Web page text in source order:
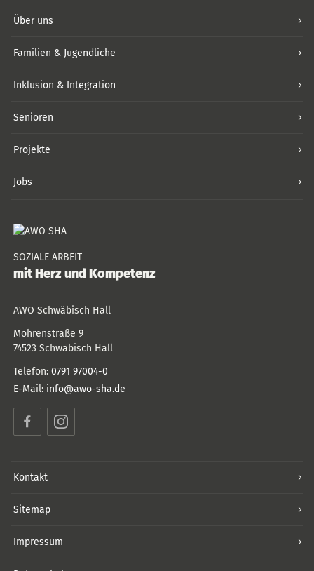
Über uns
Familien & Jugendliche
Inklusion & Integration
Senioren
Projekte
Jobs
SOZIALE ARBEIT
mit Herz und Kompetenz
AWO Schwäbisch Hall
Mohrenstraße 9
74523 Schwäbisch Hall
Telefon: 0791 97004-0
E-Mail: info@awo-sha.de
FacebookInstagram
Kontakt
Sitemap
Impressum